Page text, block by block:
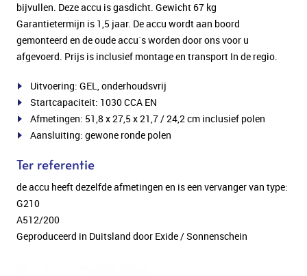
bijvullen. Deze accu is gasdicht. Gewicht 67 kg
Garantietermijn is 1,5 jaar. De accu wordt aan boord
gemonteerd en de oude accu`s worden door ons voor u
afgevoerd. Prijs is inclusief montage en transport In de regio.
Uitvoering: GEL, onderhoudsvrij
Startcapaciteit: 1030 CCA EN
Afmetingen: 51,8 x 27,5 x 21,7 / 24,2 cm inclusief polen
Aansluiting: gewone ronde polen
Ter referentie
de accu heeft dezelfde afmetingen en is een vervanger van type:
G210
A512/200
Geproduceerd in Duitsland door Exide / Sonnenschein